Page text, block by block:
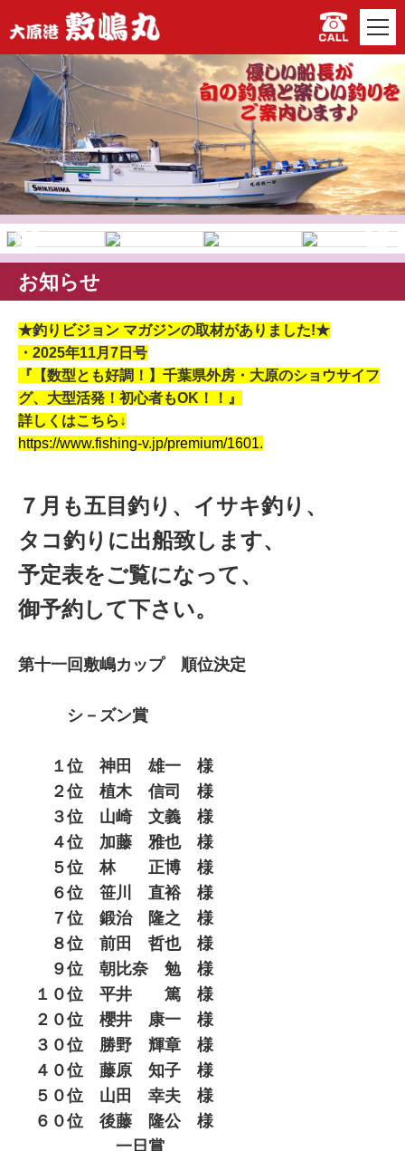
お知らせ
★釣りビジョン マガジンの取材がありました!★
・2025年11月7日号
『【数型とも好調！】千葉県外房・大原のショウサイフ
グ、大型活発！初心者もOK！！』
詳しくはこちら↓
https://www.fishing-v.jp/premium/1601.
７月も五目釣り、 イサキ釣り、
タコ釣りに出船致します、
予定表をご覧になって、
御予約して下さい。
第十一回敷嶋カップ 順位決定
シ－ズン賞
１位 神田 雄一 様
２位 植木 信司 様
３位 山崎 文義 様
４位 加藤 雅也 様
５位 林 正博 様
６位 笹川 直裕 様
７位 鍛治 隆之 様
８位 前田 哲也 様
９位 朝比奈 勉 様
１０位 平井 篤 様
２０位 櫻井 康一 様
３０位 勝野 輝章 様
４０位 藤原 知子 様
５０位 山田 幸夫 様
６０位 後藤 隆公 様
一日賞